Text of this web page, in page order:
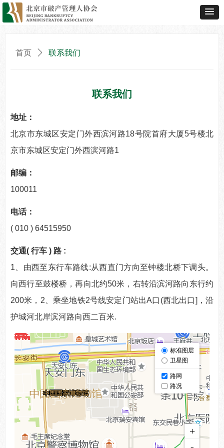
联系我们
首页 ꄲ 联系我们
地址：
北京市东城区安定门外西滨河路18号院首府大厦5号楼北
京市东城区安定门外西滨河路1
邮编：
100011
电话：
( 010 ) 64515950
交通( 行车 ) 路 :
1、由西至东行车路线:从西直门方向至钟楼北桥下调头。
向西行至鼓楼桥，再向北约50米，右转沿滨河路向东行约
200米，2、乘坐地铁2号线安定门站出A口(西北出口]，沿
护城河北岸滨河路向西二百米.